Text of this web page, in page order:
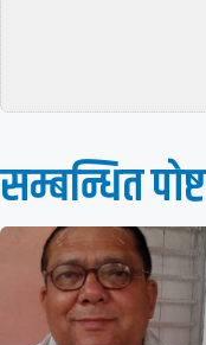
सम्बन्धित पाेष्ट